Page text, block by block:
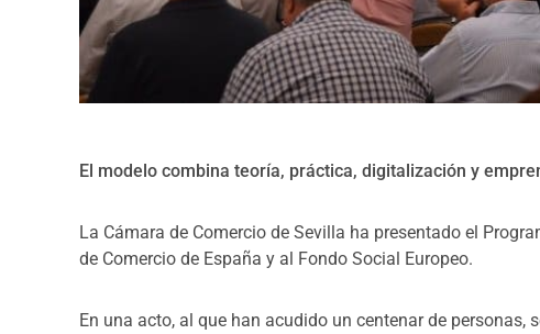
El modelo combina teoría, práctica, digitalización y
La Cámara de Comercio de Sevilla ha presentado el
de Comercio de España y al Fondo Social Europeo.
En una acto, al que han acudido un centenar de